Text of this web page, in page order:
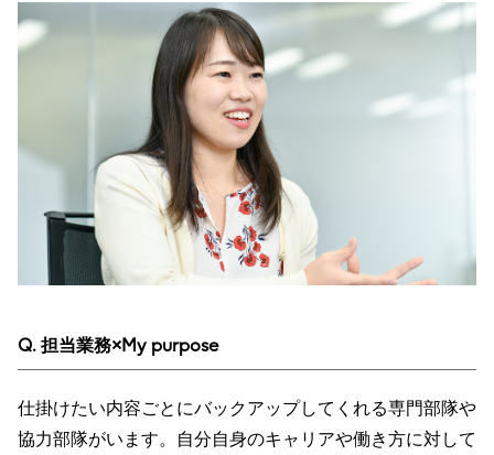
Q. 担当業務×My purpose
仕掛けたい内容ごとにバックアップしてくれる専門部隊や
協力部隊がいます。自分自身のキャリアや働き方に対して